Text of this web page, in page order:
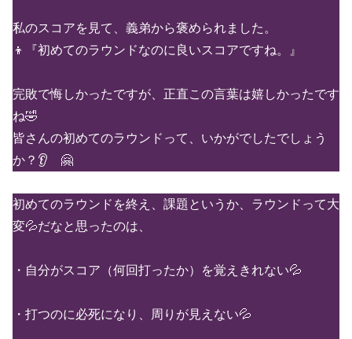
私のスコアを見て、義弟から褒められました。
👦『初めてのラウンドなのに良いスコアですね。』
完敗で悔しかったですが、正直この言葉は嬉しかったです
ね🤣
皆さんの初めてのラウンドって、いかがでしたでしょう
か？👂 🤗
初めてのラウンドを終え、課題というか、ラウンドって大
変💦だなと思ったのは、
・自分がスコア（何回打ったか）を覚えきれない💦
・打つのに必死になり、周りが見えない💦